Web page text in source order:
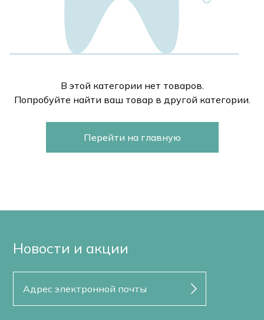
В этой категории нет товаров.
Попробуйте найти ваш товар в другой категории.
Перейти на главную
Новости и акции